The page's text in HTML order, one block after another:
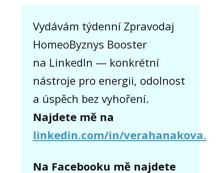
Vydávám týdenní Zpravodaj
HomeoByznys Booster
na LinkedIn — konkrétní
nástroje pro energii, odolnost
a úspěch bez vyhoření.
Najdete mě na
linkedin.com/in/verahanakova.
Na Facebooku mě najdete